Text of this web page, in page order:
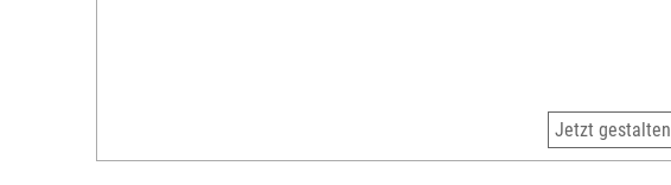
Jetzt gestalten